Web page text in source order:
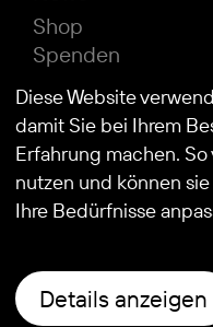
© 2026Stiftung
Shop
Spenden
Impressum
Datenschutz
Diese Website
damit Sie bei Ihrem
Erfahrung machen.
nutzen und können
Ihre Bedürfnisse
Details anzeigen